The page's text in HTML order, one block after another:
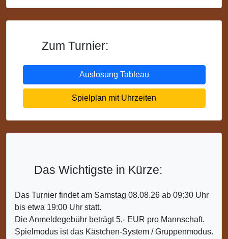
Zum Turnier:
Auslosung Tableau
Spielplan mit Uhrzeiten
Das Wichtigste in Kürze:
Das Turnier findet am Samstag 08.08.26 ab 09:30 Uhr
bis etwa 19:00 Uhr statt.
Die Anmeldegebühr beträgt 5,- EUR pro Mannschaft.
Spielmodus ist das Kästchen-System / Gruppenmodus.